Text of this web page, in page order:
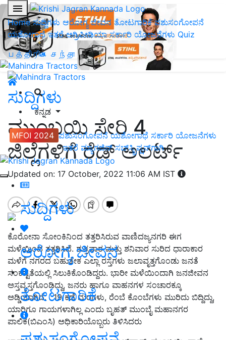
Home ಸುದ್ದಿಗಳು ಆರೋಗ್ಯ ಜೀವನ ತೋಟಗಾರಿಕೆಪಶುಸಂಗೋಪನೆ
ಯಶೋಗಾಥೆ ಇತರೆ ಅಗ್ರಿಪೀಡಿಯಾ ಸರ್ಕಾರಿ ಯೋಜನೆಗಳು Quiz
பத்திரிகை சந்தா
ಕನ್ನಡ
MFOI 2024 ಪಶುಸಂಗೋಪನೆ ಯಶೋಗಾಥೆ ಸರ್ಕಾರಿ ಯೋಜನೆಗಳು
ಇತರೆ ಮ್ಯಾಗಜಿನ್‌ ಸಬ್‌ಸ್ಕ್ರಿಪ್ಷನ್‌ಗಾಗಿ
ಸುದ್ದಿಗಳು
ಆರೋಗ್ಯ ಜೀವನ
ತೋಟಗಾರಿಕೆ
ಸುದ್ದಿಗಳು
ಮುಂಬಯಿ ಸೇರಿ 4
ಜಿಲ್ಲೆಗಳಿಗೆ ರೆಡ್‌ ಅಲರ್ಟ್‌
Updated on: 17 October, 2022 11:06 AM IST
ಕೊರೋನಾ ಸೋಂಕಿನಿಂದ ತತ್ತರಿಸಿರುವ ವಾಣಿದಜ್ಯನಗರಿ ಈಗ
ಮಳೆಯಿಂದ ತತ್ತರಿಸಿದೆ. ಶುಕ್ರವಾರ ಮತ್ತು ಶನಿವಾರ ಸುರಿದ ಧಾರಾಕಾರ
ಮಳೆಗೆ ನಗರದ ಬಹುತೇಕ ಎಲ್ಲಾ ರಸ್ತೆಗಳು ಜಲಾವೃತ್ತಗೊಂಡು ಜನತೆ
ಸಂಕಷ್ಟತೆಯಲ್ಲಿ ಸಿಲುಕಿಕೊಂಡಿದ್ದರು. ಭಾರೀ ಮಳೆಯಿಂ­ದಾಗಿ ಜನಜೀವನ
ಅಸ್ತವ್ಯಸ್ತಗೊಂಡಿದ್ದು, ಜನರು ಹಾಗೂ ವಾಹನಗಳ ಸಂಚಾರಕ್ಕೂ
ಅಡ್ಡಿಯಾಗಿದೆ. . 19 ಕಡೆ ಮರಗಳು, ರೆಂಬೆ ಕೊಂಬೆಗಳು ಮುರಿದು ಬಿದ್ದಿದ್ದು,
ಯಾರಿಗೂ ಗಾಯಗಳಾಗಿಲ್ಲ ಎಂದು ಬೃಹತ್‌ ಮುಂಬೈ ಮಹಾನಗರ
ಪಾಲಿಕೆ(ಬಿಎಂಸಿ) ಅಧಿಕಾರಿಯೊಬ್ಬರು ತಿಳಿಸಿದರು